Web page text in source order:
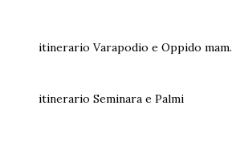
itinerario Varapodio e Oppido mam.
itinerario Seminara e Palmi